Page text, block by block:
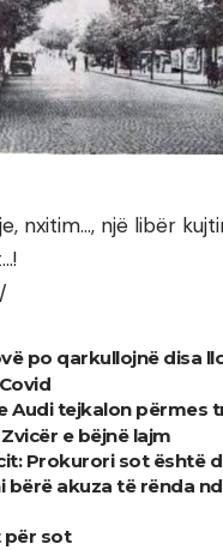
nxitim…, një libër
po qarkullojnë disa
Audi tejkalon përmes
e bëjnë lajm
Prokurori sot është
bërë akuza të rënda
për sot